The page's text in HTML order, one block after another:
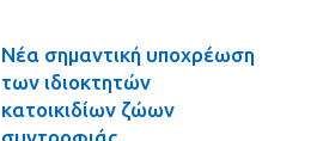
Νέα σημαντική υποχρέωση
των ιδιοκτητών
κατοικιδίων ζώων
συντροφιάς